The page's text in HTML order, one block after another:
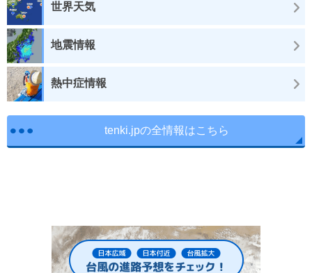
世界天気
地震情報
熱中症情報
tenki.jpの全情報はこちら